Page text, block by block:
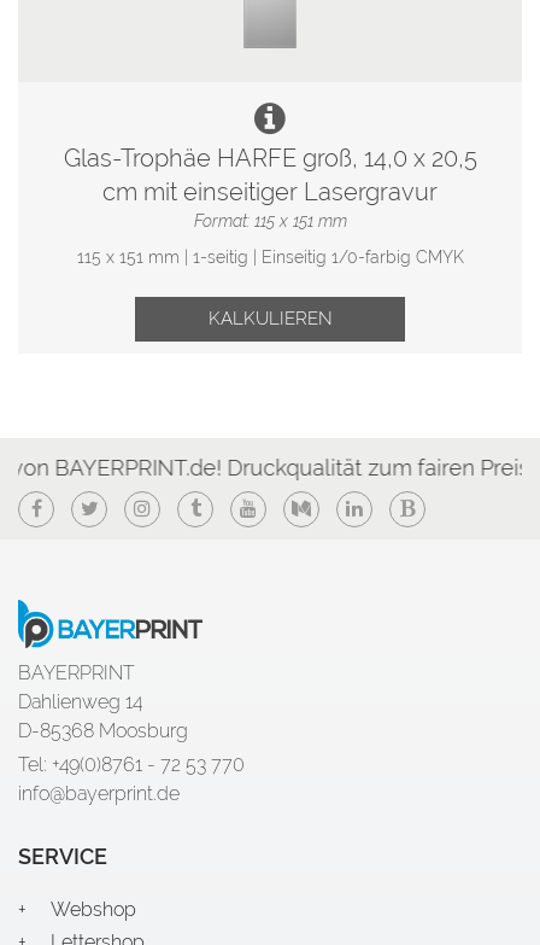
Glas-Trophäe HARFE groß, 14,0 x 20,5
cm mit einseitiger Lasergravur
Format: 115 x 151 mm
115 x 151 mm | 1-seitig | Einseitig 1/0-farbig CMYK
KALKULIEREN
Druckqualität zum fairen Preis, günstig
FacebookTwitterInstagram
Tumblr YouTubeMediumLinkedInBlogger
BAYERPRINT
Dahlienweg 14
D-85368 Moosburg
Tel: +49(0)8761 - 72 53 770
info@bayerprint.de
SERVICE
Webshop